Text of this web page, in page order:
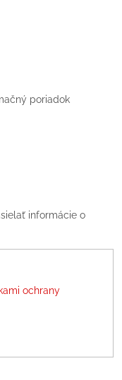
poriadok
informácie o
ochrany